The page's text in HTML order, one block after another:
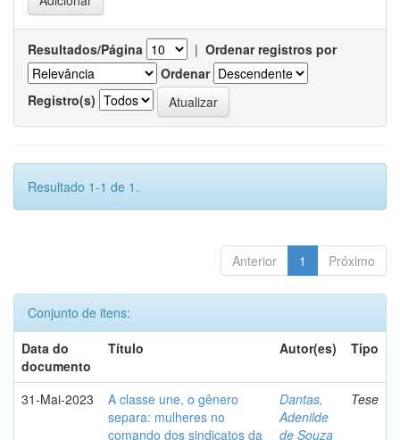
Resultados/Página | Ordenar registros por
Ordenar
Registro(s)
Resultado 1-1 de 1.
Anterior 1 Próximo
Conjunto de itens:
Data do
documento
Título Autor(es) Tipo
31-Mai-2023
A classe une, o gênero
separa: mulheres no
comando dos sindicatos da
Dantas,
Adenilde
de Souza
Tese